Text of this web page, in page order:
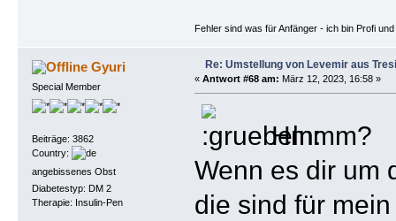
Fehler sind was für Anfänger - ich bin Profi
Gyuri
Special Member
Beiträge: 3862
Country:
angebissenes Obst
Diabetestyp: DM 2
Therapie: Insulin-Pen
Re: Umstellung von Levemir aus
« Antwort #68 am: März 12, 2023, 16:58 »
Hmmm?
Wenn es dir um
die sind für